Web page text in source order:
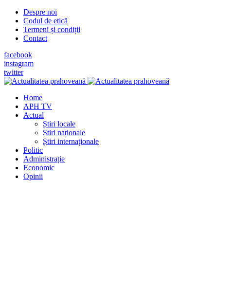
Despre noi
Codul de etică
Termeni și condiții
Contact
facebook
instagram
twitter
Home
APH TV
Actual
Știri locale
Știri naționale
Știri internaționale
Politic
Administrație
Economic
Opinii